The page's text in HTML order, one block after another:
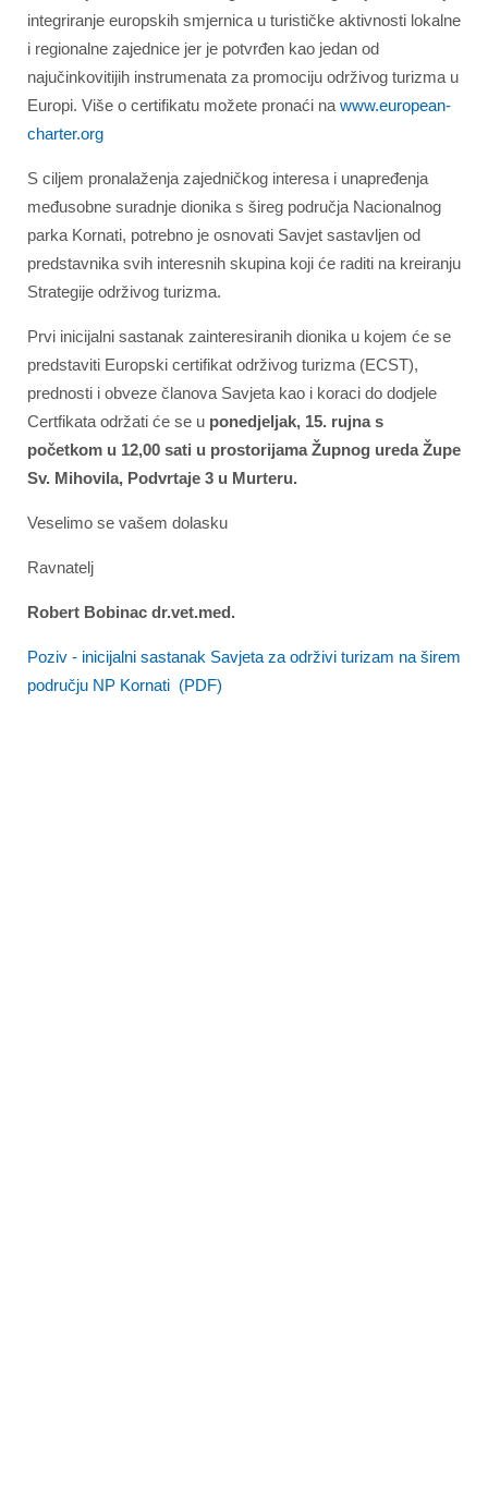
integriranje europskih smjernica u turističke aktivnosti lokalne
i regionalne zajednice jer je potvrđen kao jedan od
najučinkovitijih instrumenata za promociju održivog turizma u
Europi. Više o certifikatu možete pronaći na www.european-
charter.org
S ciljem pronalaženja zajedničkog interesa i unapređenja
međusobne suradnje dionika s šireg područja Nacionalnog
parka Kornati, potrebno je osnovati Savjet sastavljen od
predstavnika svih interesnih skupina koji će raditi na kreiranju
Strategije održivog turizma.
Prvi inicijalni sastanak zainteresiranih dionika u kojem će se
predstaviti Europski certifikat održivog turizma (ECST),
prednosti i obveze članova Savjeta kao i koraci do dodjele
Certfikata održati će se u ponedjeljak, 15. rujna s
početkom u 12,00 sati u prostorijama Župnog ureda Župe
Sv. Mihovila, Podvrtaje 3 u Murteru.
Veselimo se vašem dolasku
Ravnatelj
Robert Bobinac dr.vet.med.
Poziv - inicijalni sastanak Savjeta za održivi turizam na širem
području NP Kornati (PDF)